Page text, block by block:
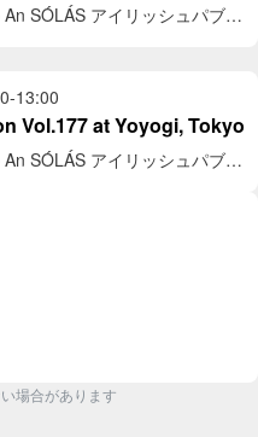
SÓLÁS アイリッシュパブ
-13:00
Vol.177 at Yoyogi, Tokyo
SÓLÁS アイリッシュパブ
場合があります